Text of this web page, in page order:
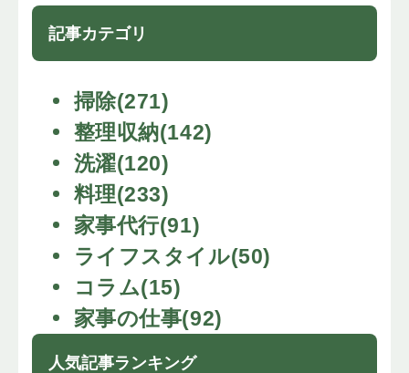
記事カテゴリ
掃除(271)
整理収納(142)
洗濯(120)
料理(233)
家事代行(91)
ライフスタイル(50)
コラム(15)
家事の仕事(92)
人気記事ランキング